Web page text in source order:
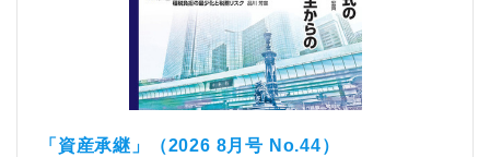
「資産承継」（2026 8月号 No.44）